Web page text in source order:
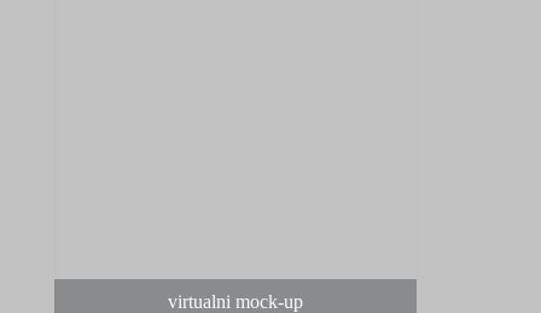
virtualni mock-up